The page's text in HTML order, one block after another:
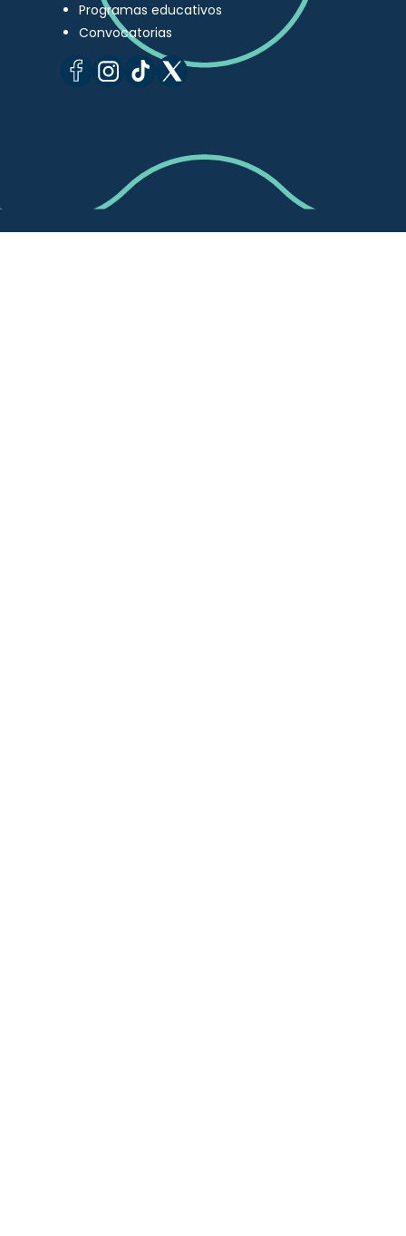
Programas educativos
Convocatorias